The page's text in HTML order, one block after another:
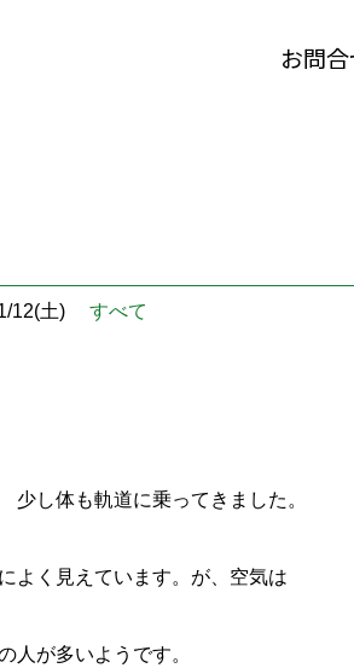
お問
12(土) すべて
し体も軌道に乗ってきました。
よく見えています。が、空気は
が多いようです。